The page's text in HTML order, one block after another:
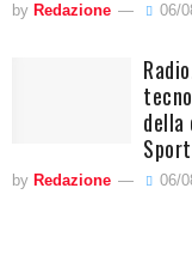
by Redazione 06/
della
by Redazione 06/